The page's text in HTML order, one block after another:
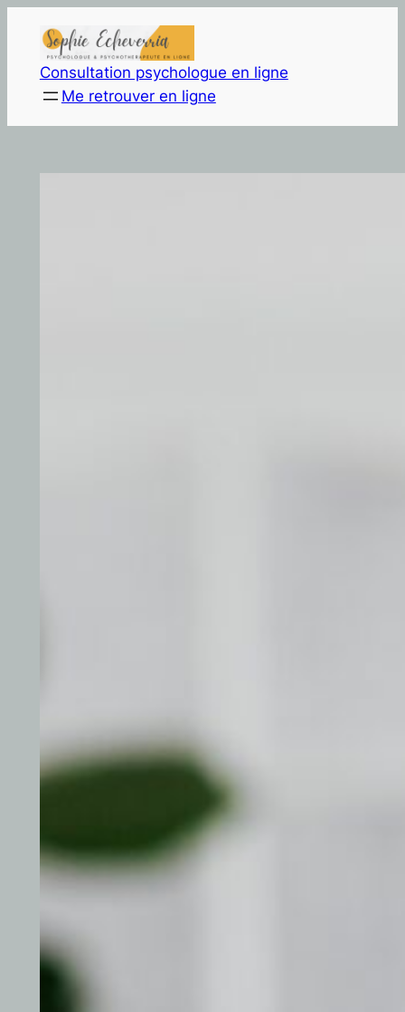
contenuConsultation psychologue en ligne
Me retrouver en ligne